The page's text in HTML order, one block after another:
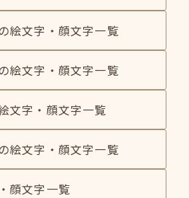
絵文字・顔文字一覧
絵文字・顔文字一覧
文字・顔文字一覧
絵文字・顔文字一覧
顔文字一覧